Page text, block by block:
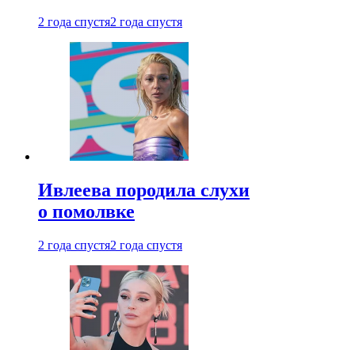
2 года спустя2 года спустя
Ивлеева породила слухи
о помолвке
2 года спустя2 года спустя